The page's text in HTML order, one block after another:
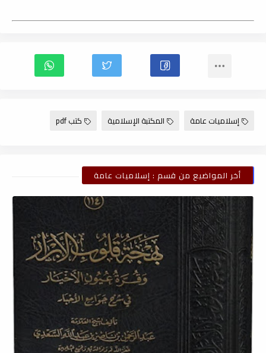
إسلاميات عامة المكتبة الإسلامية كتب pdf
أخر المواضيع من قسم : إسلاميات عامة